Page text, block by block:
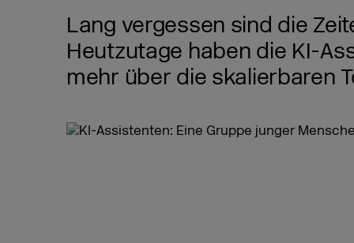
Lang vergessen sind die
Heutzutage haben die KI-
mehr über die skalierbaren